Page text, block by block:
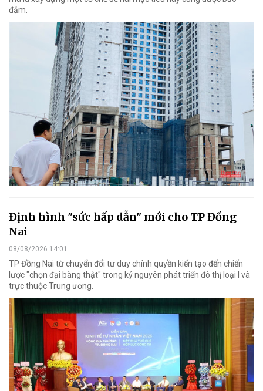
đảm.
Định hình "sức hấp dẫn" mới cho TP Đồng
Nai
08/08/2026 14:01
TP Đồng Nai từ chuyển đổi tư duy chính quyền kiến tạo đến chiến
lược "chọn đại bàng thật" trong kỷ nguyên phát triển đô thị loại I và
trực thuộc Trung ương.